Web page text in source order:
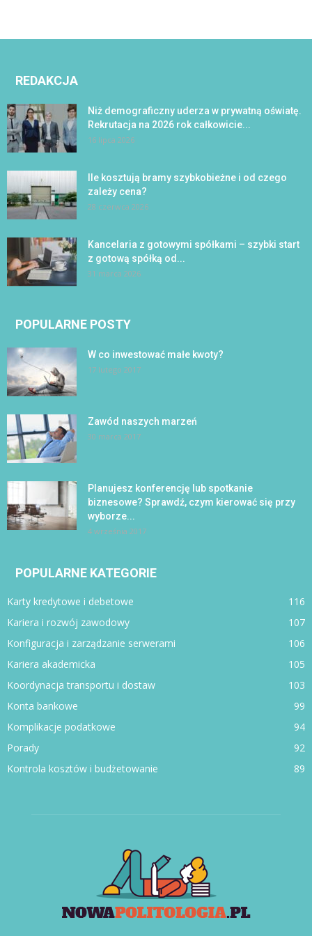
REDAKCJA
Niż demograficzny uderza w prywatną oświatę.
Rekrutacja na 2026 rok całkowicie...
16 lipca 2026
Ile kosztują bramy szybkobieżne i od czego
zależy cena?
28 czerwca 2026
Kancelaria z gotowymi spółkami – szybki start
z gotową spółką od...
31 marca 2026
POPULARNE POSTY
W co inwestować małe kwoty?
17 lutego 2017
Zawód naszych marzeń
30 marca 2017
Planujesz konferencję lub spotkanie
biznesowe? Sprawdź, czym kierować się przy
wyborze...
4 września 2017
POPULARNE KATEGORIE
Karty kredytowe i debetowe
116
Kariera i rozwój zawodowy
107
Konfiguracja i zarządzanie serwerami
106
Kariera akademicka
105
Koordynacja transportu i dostaw
103
Konta bankowe
99
Komplikacje podatkowe
94
Porady
92
Kontrola kosztów i budżetowanie
89